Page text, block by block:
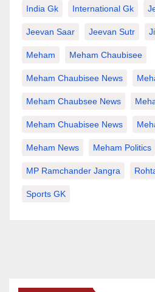
India Gk International Gk
Jeevan Saar Jeevan Sutr
Meham Meham Chaubisee
Meham Chaubisee News
Meham Chaubsee News
Meham Chuabisee News
Meham News Meham Politics
MP Ramchander Jangra
Sports GK